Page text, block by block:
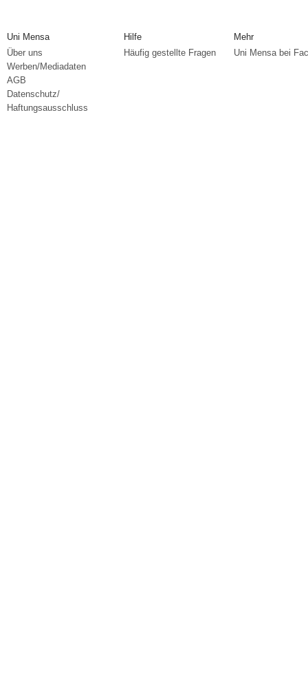
Uni Mensa
Über uns
Werben/Mediadaten
AGB
Datenschutz/
Haftungsausschluss
Hilfe
Häufig gestellte Fragen
Mehr
Uni Mensa bei